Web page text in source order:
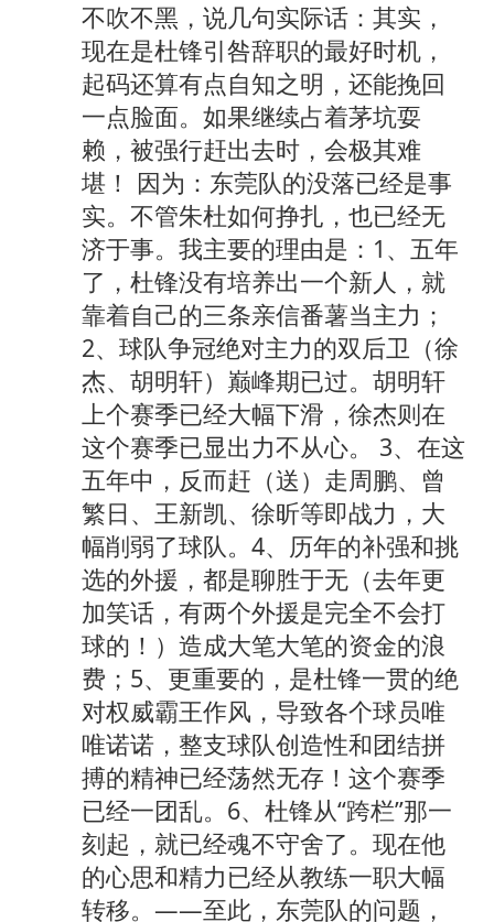
不吹不黑，说几句实际话：其实，
现在是杜锋引咎辞职的最好时机，
起码还算有点自知之明，还能挽回
一点脸面。如果继续占着茅坑耍
赖，被强行赶出去时，会极其难
堪！ 因为：东莞队的没落已经是事
实。不管朱杜如何挣扎，也已经无
济于事。我主要的理由是：1、五年
了，杜锋没有培养出一个新人，就
靠着自己的三条亲信番薯当主力；
2、球队争冠绝对主力的双后卫（徐
杰、胡明轩）巅峰期已过。胡明轩
上个赛季已经大幅下滑，徐杰则在
这个赛季已显出力不从心。 3、在这
五年中，反而赶（送）走周鹏、曾
繁日、王新凯、徐昕等即战力，大
幅削弱了球队。4、历年的补强和挑
选的外援，都是聊胜于无（去年更
加笑话，有两个外援是完全不会打
球的！）造成大笔大笔的资金的浪
费；5、更重要的，是杜锋一贯的绝
对权威霸王作风，导致各个球员唯
唯诺诺，整支球队创造性和团结拼
搏的精神已经荡然无存！这个赛季
已经一团乱。6、杜锋从“跨栏”那一
刻起，就已经魂不守舍了。现在他
的心思和精力已经从教练一职大幅
转移。——至此，东莞队的问题，